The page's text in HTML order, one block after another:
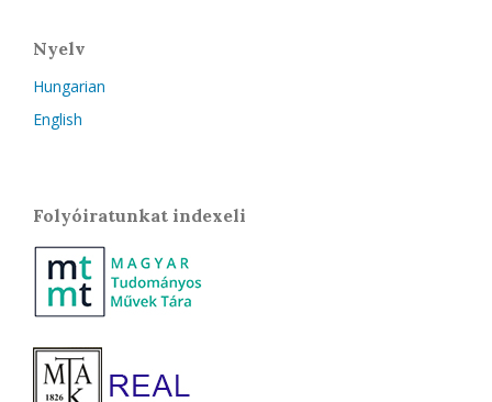
Nyelv
Hungarian
English
Folyóiratunkat indexeli